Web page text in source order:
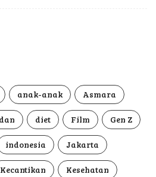
anak-anak Asmara
diet Film Gen Z
indonesia Jakarta
Kecantikan Kesehatan